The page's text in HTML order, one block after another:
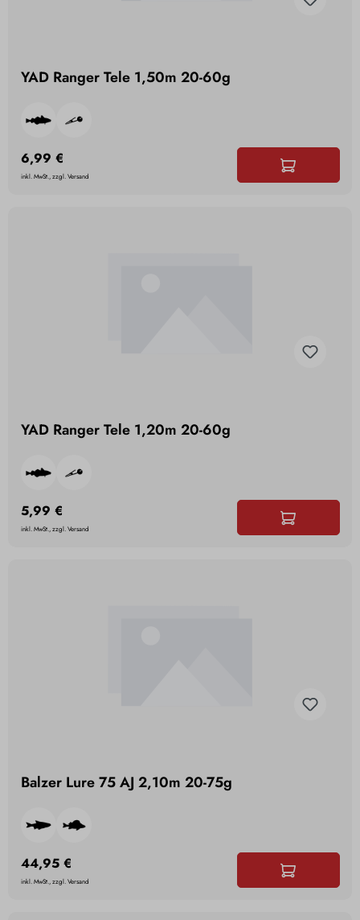
YAD Ranger Tele 1,50m 20-60g
6,99 €
inkl. MwSt., zzgl. Versand
YAD Ranger Tele 1,20m 20-60g
5,99 €
inkl. MwSt., zzgl. Versand
Balzer Lure 75 AJ 2,10m 20-75g
44,95 €
inkl. MwSt., zzgl. Versand